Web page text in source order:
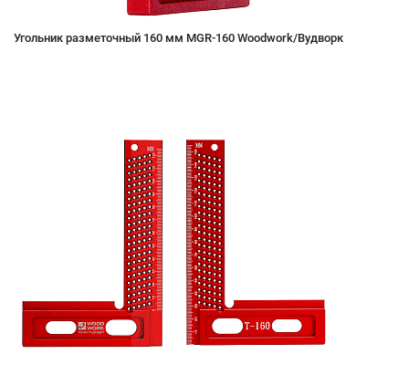
Угольник разметочный 160 мм MGR-160 Woodwork/Вудворк